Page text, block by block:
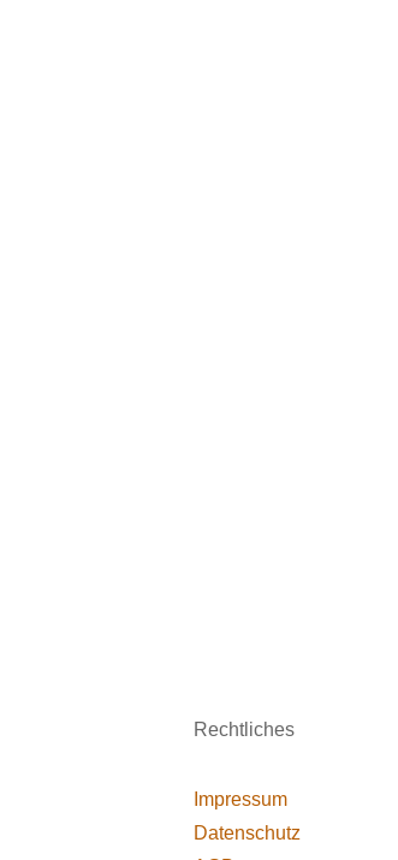
Rechtliches
Impressum
Datenschutz